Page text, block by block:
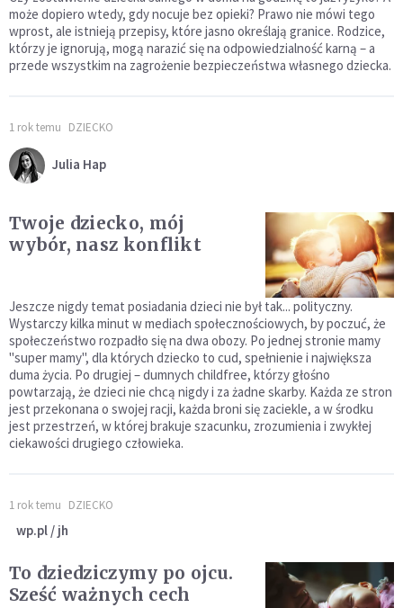
może dopiero wtedy, gdy nocuje bez opieki? Prawo nie mówi tego
wprost, ale istnieją przepisy, które jasno określają granice. Rodzice,
którzy je ignorują, mogą narazić się na odpowiedzialność karną – a
przede wszystkim na zagrożenie bezpieczeństwa własnego dziecka.
1 rok temu DZIECKO
Julia Hap
Twoje dziecko, mój
wybór, nasz konflikt
Jeszcze nigdy temat posiadania dzieci nie był tak... polityczny.
Wystarczy kilka minut w mediach społecznościowych, by poczuć, że
społeczeństwo rozpadło się na dwa obozy. Po jednej stronie mamy
"super mamy", dla których dziecko to cud, spełnienie i największa
duma życia. Po drugiej – dumnych childfree, którzy głośno
powtarzają, że dzieci nie chcą nigdy i za żadne skarby. Każda ze stron
jest przekonana o swojej racji, każda broni się zaciekle, a w środku
jest przestrzeń, w której brakuje szacunku, zrozumienia i zwykłej
ciekawości drugiego człowieka.
1 rok temu DZIECKO
wp.pl / jh
To dziedziczymy po ojcu.
Sześć ważnych cech